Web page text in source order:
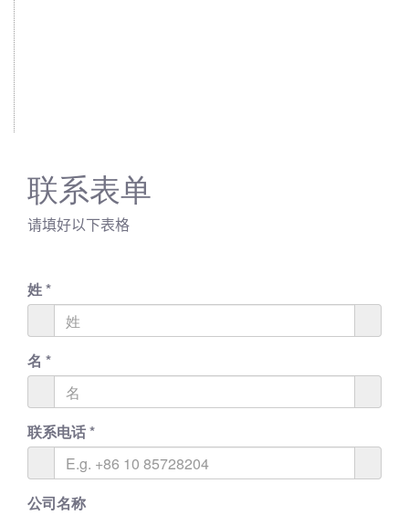
联系表单
请填好以下表格
姓*
名 *
联系电话*
公司名称